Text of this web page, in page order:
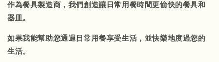
作為餐具製造商，我們創造讓日常用餐時間更愉快的餐具和
器皿。
如果我能幫助您通過日常用餐享受生活，並快樂地度過您的
生活。